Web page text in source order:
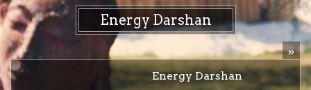
Energy Darshan
Energy Darshan
»